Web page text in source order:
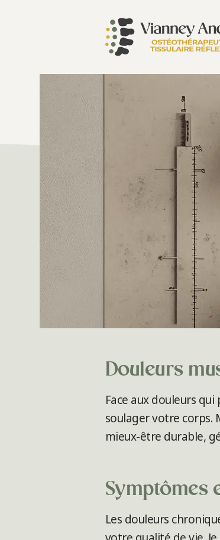
Douleurs
Face aux douleurs
soulager votre corps.
mieux-être durable,
Symptômes
Les douleurs